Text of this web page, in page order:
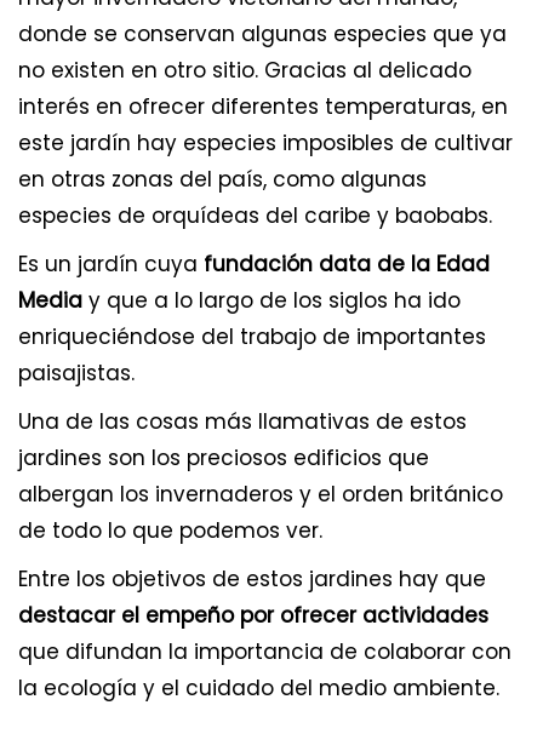
donde se conservan algunas especies que ya
no existen en otro sitio. Gracias al delicado
interés en ofrecer diferentes temperaturas, en
este jardín hay especies imposibles de cultivar
en otras zonas del país, como algunas
especies de orquídeas del caribe y baobabs.
Es un jardín cuya fundación data de la Edad
Media y que a lo largo de los siglos ha ido
enriqueciéndose del trabajo de importantes
paisajistas.
Una de las cosas más llamativas de estos
jardines son los preciosos edificios que
albergan los invernaderos y el orden británico
de todo lo que podemos ver.
Entre los objetivos de estos jardines hay que
destacar el empeño por ofrecer actividades
que difundan la importancia de colaborar con
la ecología y el cuidado del medio ambiente.